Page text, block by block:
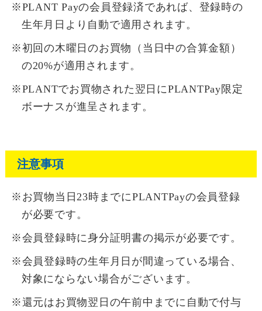
※PLANT Payの会員登録済であれば、登録時の
生年月日より自動で適用されます。
※初回の木曜日のお買物（当日中の合算金額）
の20%が適用されます。
※PLANTでお買物された翌日にPLANTPay限定
ボーナスが進呈されます。
注意事項
※お買物当日23時までにPLANTPayの会員登録
が必要です。
※会員登録時に身分証明書の掲示が必要です。
※会員登録時の生年月日が間違っている場合、
対象にならない場合がございます。
※還元はお買物翌日の午前中までに自動で付与